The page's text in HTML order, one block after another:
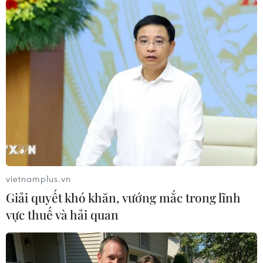
#Công nghệ #Nghiên cứu
#Điều kiện
Việt Nam
Theo dõi VietnamPlus
vietnamplus.vn
Giải quyết khó khăn, vướng mắc trong lĩnh
vực thuế và hải quan